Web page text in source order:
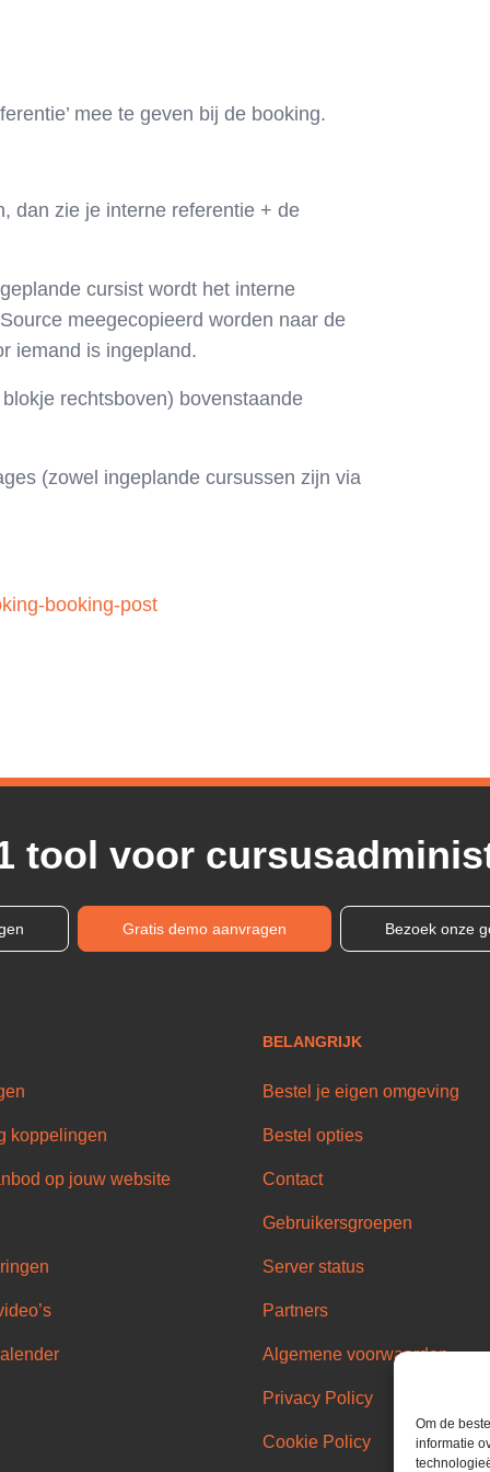
Om de
informatie
mee te geven bij de booking.
dan zie je interne referentie + de
cursist wordt het interne
meegecopieerd worden naar de
iemand is ingepland.
rechtsboven) bovenstaande
(zowel ingeplande cursussen zijn via
booking-post
tool voor
Gratis demo aanvragen Bezoek onze
koppelingen
op jouw website
BELANGRIJK
Bestel je eigen omgeving
Bestel opties
Contact
Gebruikersgroepen
Server status
Partners
Algemene voorwaarden
Privacy Policy
Cookie Policy